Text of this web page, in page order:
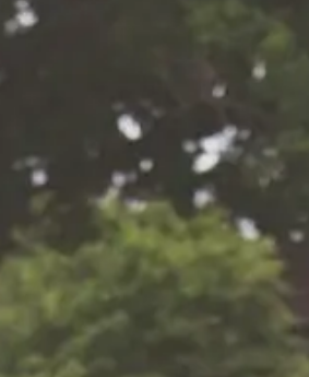
Veelgevraagde
Snoeien van hagen
Onkruid verwijderen
Plantenborders snoeien en
Bemesten van gazon en
Reinigen van bestrating
Gazon maaien
Boomverzorging / kappen